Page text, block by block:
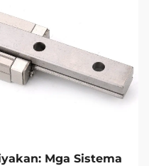
Mga Sistema